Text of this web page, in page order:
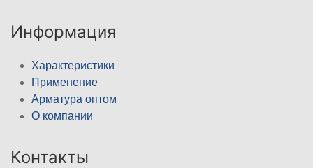
Информация
Характеристики
Применение
Арматура оптом
О компании
Контакты